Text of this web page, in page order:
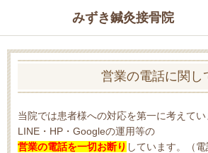
みずき鍼灸接骨院
営業の電話に関し
当院では患者様への対応を第一に考えて
LINE・HP・Googleの運用等の
営業の電話を一切お断り しています。（